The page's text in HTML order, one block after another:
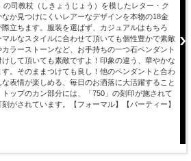
の司教杖（しきょうじょう）を模したレター・ク
か見つけにくいレアーなデザインを本物の18金
立ちます。服装を選ばず、カジュアルはもちろ
ルなスタイルに合わせて頂いても個性豊かで素敵
ラーストーンなど、お手持ちの一つ石ペンダント
して頂いても素敵ですよ！印象の違う、華やかな
。そのままつけても良し！他のペンダントと合わ
表情が楽しめる、毎日のお洒落に大活躍すること
ップのカン部分には、「750」の刻印が施されて
がされています。【フォーマル】【パーティー】